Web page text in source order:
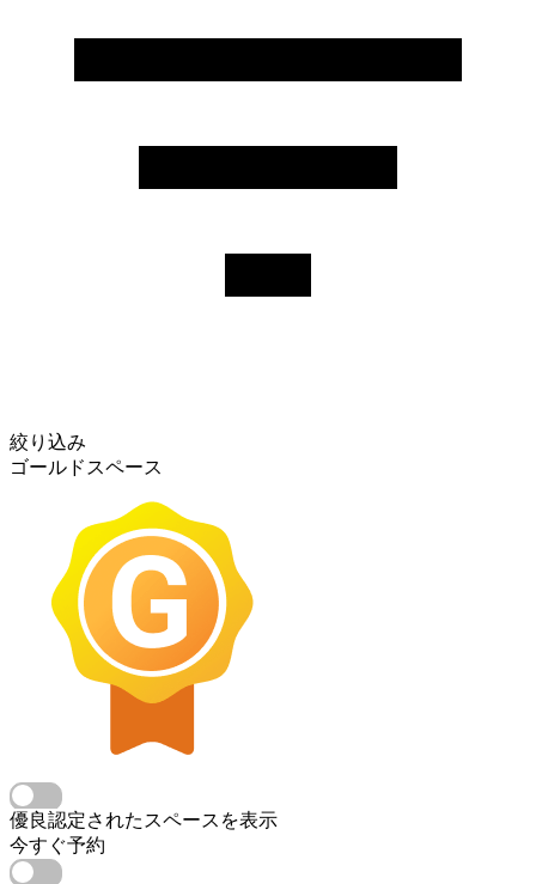
絞り込み
ゴールドスペース
優良認定されたスペースを表示
今すぐ予約